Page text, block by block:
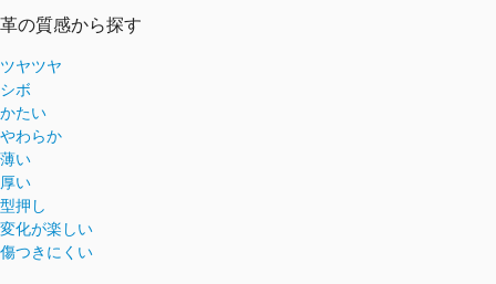
革の質感から探す
ツヤツヤ
シボ
かたい
やわらか
薄い
厚い
型押し
変化が楽しい
傷つきにくい